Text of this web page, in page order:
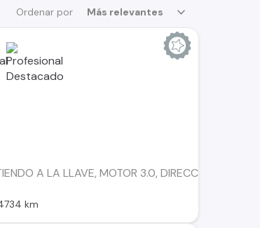
Ordenar por Más relevantes
A LA LLAVE, MOTOR 3.0, DIRECCION
km